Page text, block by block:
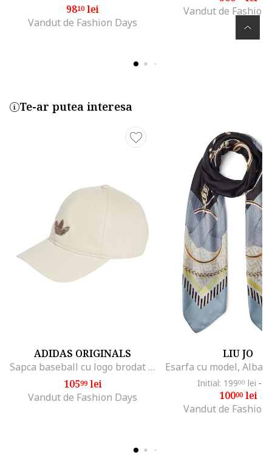
9810lei
Vandut de Fashion Days
Vandut de Fashion
Te-ar putea interesa
ADIDAS ORIGINALS
Sapca baseball cu logo brodat Classic, Crem
10599lei
Vandut de Fashion Days
LIU JO
Initial: 19900 lei -
10000lei
Vandut de Fashion